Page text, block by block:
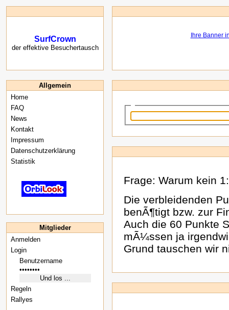
SurfCrown
der effektive Besuchertausch
Allgemein
Home
FAQ
News
Kontakt
Impressum
Datenschutzerklärung
Statistik
Mitglieder
Anmelden
Login
Regeln
Rallyes
Frage: Warum kein
Die verbleidenden
benÃ¶tigt bzw. zur
Auch die 60 Punkte
mÃ¼ssen ja
Grund tauschen wir